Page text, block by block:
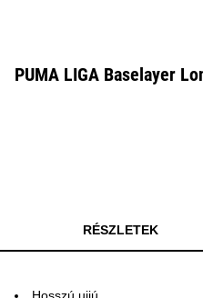
PUMA LIGA Baselayer
RÉSZLETEK